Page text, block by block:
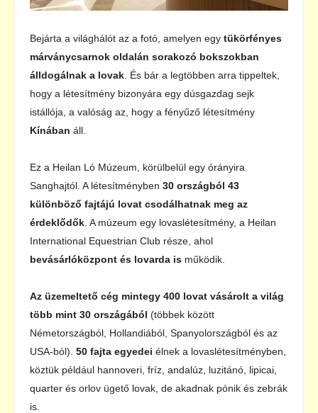
Bejárta a világhálót az a fotó, amelyen egy tükörfényes
márványcsarnok oldalán sorakozó bokszokban
álldogálnak a lovak . És bár a legtöbben arra tippeltek,
hogy a létesítmény bizonyára egy dúsgazdag sejk
istállója, a valóság az, hogy a fényűző létesítmény
Kínában áll.
Ez a Heilan Ló Múzeum, körülbelül egy órányira
Sanghajtól. A létesítményben 30 országból 43
különböző fajtájú lovat csodálhatnak meg az
érdeklődők . A múzeum egy lovaslétesítmény, a Heilan
International Equestrian Club része, ahol
bevásárlóközpont és lovarda is működik.
Az üzemeltető cég mintegy 400 lovat vásárolt a világ
több mint 30 országából (többek között
Németországból, Hollandiából, Spanyolországból és az
USA-ból). 50 fajta egyedei élnek a lovaslétesítményben,
köztük például hannoveri, fríz, andalúz, luzitánó, lipicai,
quarter és orlov ügető lovak, de akadnak pónik és zebrák
is.